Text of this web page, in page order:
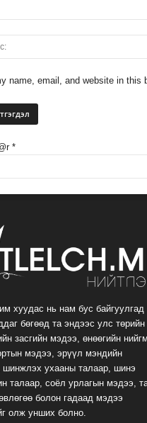
name, email, and website in this
*
хуудас нь нам бус байгуулгад
бөгөөд та эндээс улс төрийн
засгийн мэдээ, өнөөгийн
мэдээ, эрүүл мэндийн
ухааны талаар, шинэ
талаар, соёл урлагын мэдээ,
болон гадаад мэдээ
олж унших болно.